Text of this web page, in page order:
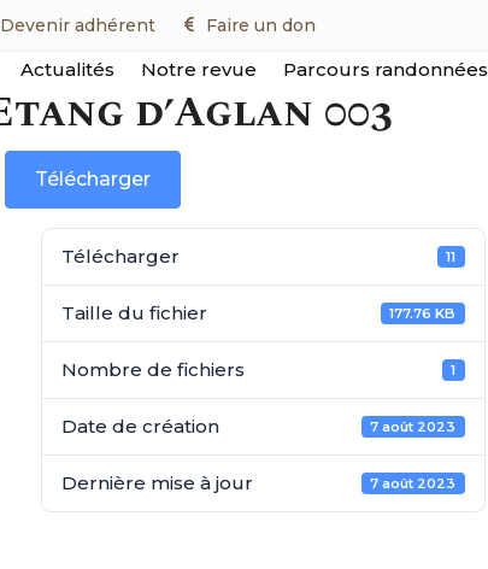
Devenir adhérent Faire un don
Actualités Notre revue Parcours randonnées
d’Aglan 003
Télécharger
Télécharger 11
Taille du fichier 177.76 KB
Nombre de fichiers 1
Date de création 7 août 2023
Dernière mise à jour 7 août 2023